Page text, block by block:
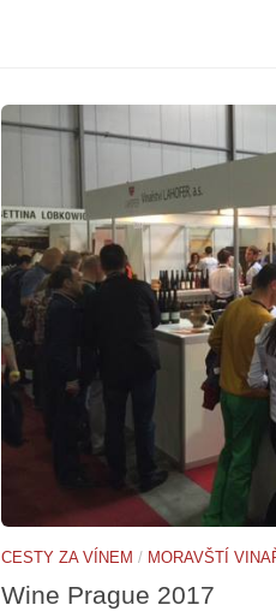
CESTY ZA VÍNEM / MORAVŠTÍ
Wine Prague 2017